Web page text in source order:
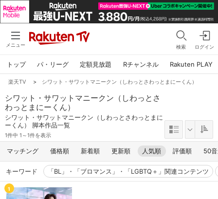
メニュー 検索 ログイン
トップ パ・リーグ 定額見放題 Rチャンネル Rakuten PLAY
楽天TV > シワット・サワットマニークン（しわっとさわっとまにーくん）
シワット・サワットマニークン（しわっとさ
わっとまにーくん）
シワット・サワットマニークン（しわっとさわっとまに
ーくん） 脚本作品一覧
1件中 1～1件を表示
マッチング 価格順 新着順 更新順 人気順 評価順 50
キーワード 「BL」・「ブロマンス」・「LGBTQ＋」関連コンテンツ
1